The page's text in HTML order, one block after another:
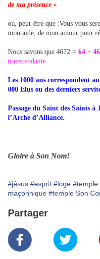
de ma présence »
ou, peut-être que :Vous vous
mon aide, de mon amour pour
Nous savons que 4672 = 64 +
transcendante
Les 1000 ans correspondent
000 Elus ou des derniers
Passage du Saint des Saints à
l’Arche d’Alliance.
Gloire à Son Nom!
#jésus #esprit #loge #temple
maçonnique #temple Son
Partager